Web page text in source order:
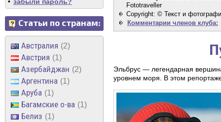
Статьи по странам:
Австралия 2
Австрия 1
Азербайджан 2
Аргентина 1
Аруба 1
Багамские о-ва 1
Белиз 1
Fototraveller
Copyright: © Текст и
Комментарии членов клуба:
Эльбрус — легендарная
уровнем моря. В этом